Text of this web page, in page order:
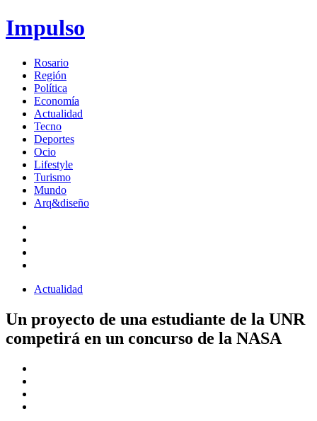
Impulso
Rosario
Región
Política
Economía
Actualidad
Tecno
Deportes
Ocio
Lifestyle
Turismo
Mundo
Arq&diseño
Actualidad
Un proyecto de una estudiante de la UNR
competirá en un concurso de la NASA